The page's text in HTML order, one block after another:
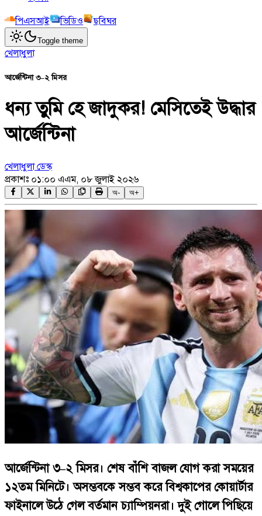
পিএসআই
ভিডিও ছবিঘর
Toggle theme
খেলাধুলা
আর্জেন্টিনা ৩–২ মিসর
ধন্য তুমি হে জাদুকর! মেসিতেই উদ্ধার
আর্জেন্টিনা
খেলাধুলা ডেস্ক
প্রকাশঃ ০১:০০ এএম, ০৮ জুলাই ২০২৬
অ- অ+
আর্জেন্টিনা ৩–২ মিসর। শেষ বাঁশি বাজল যোগ করা সময়ের
১২তম মিনিটে। অসম্ভবকে সম্ভব করে বিশ্বকাপের কোয়ার্টার
ফাইনালে উঠে গেল বর্তমান চ্যাম্পিয়নরা। দুই গোলে পিছিয়ে